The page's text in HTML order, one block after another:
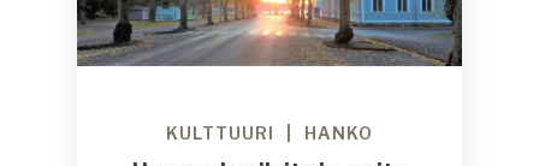
KULTTUURI HANKO